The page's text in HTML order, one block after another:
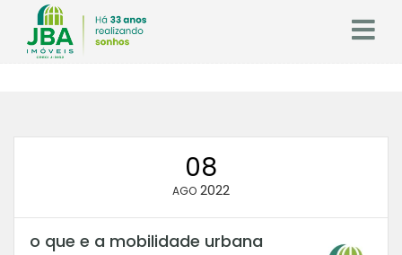
08
AGO 2022
o que e a mobilidade urbana